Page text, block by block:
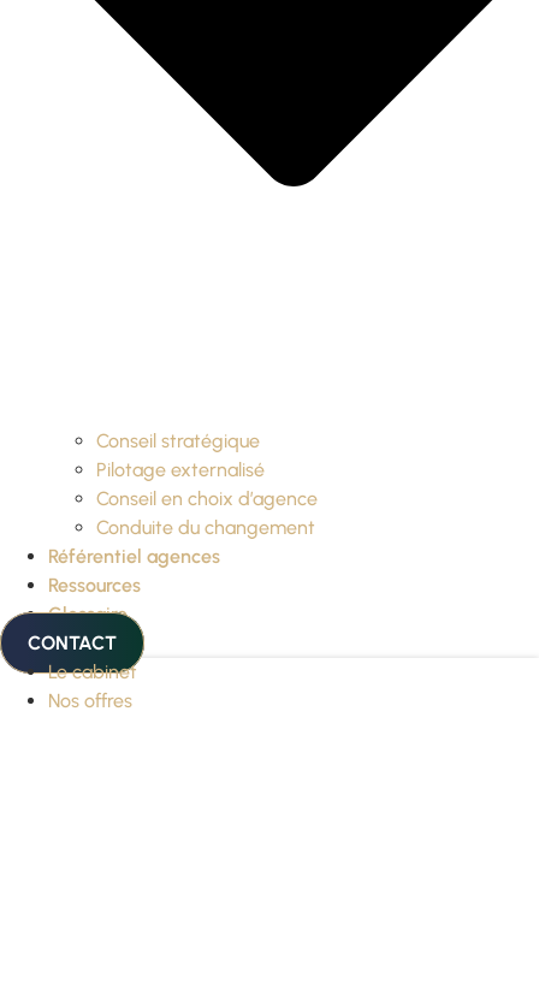
Conseil stratégique
Pilotage externalisé
Conseil en choix d’agence
Conduite du changement
Référentiel agences
Ressources
Glossaire
CONTACT
Le cabinet
Nos offres